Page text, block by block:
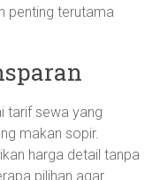
penting terutama
tarif sewa yang
makan sopir.
harga detail tanpa
pilihan agar